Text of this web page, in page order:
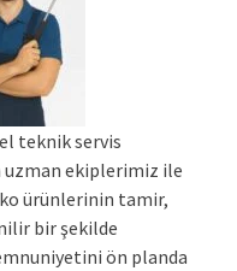
teknik servis
uzman ekiplerimiz ile
ürünlerinin tamir,
bir şekilde
ön planda